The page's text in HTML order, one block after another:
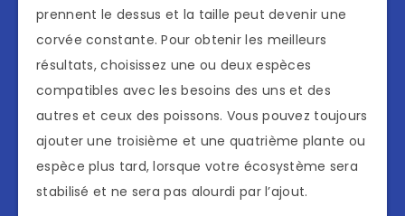
prennent le dessus et la taille peut devenir une
corvée constante. Pour obtenir les meilleurs
résultats, choisissez une ou deux espèces
compatibles avec les besoins des uns et des
autres et ceux des poissons. Vous pouvez toujours
ajouter une troisième et une quatrième plante ou
espèce plus tard, lorsque votre écosystème sera
stabilisé et ne sera pas alourdi par l’ajout.